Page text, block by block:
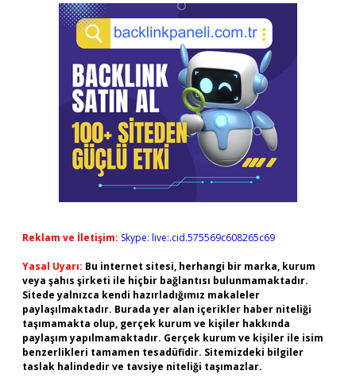
Reklam ve İletişim: Skype: live:.cid.575569c608265c69
Yasal Uyarı: Bu internet sitesi, herhangi bir marka, kurum
veya şahıs şirketi ile hiçbir bağlantısı bulunmamaktadır.
Sitede yalnızca kendi hazırladığımız makaleler
paylaşılmaktadır. Burada yer alan içerikler haber niteliği
taşımamakta olup, gerçek kurum ve kişiler hakkında
paylaşım yapılmamaktadır. Gerçek kurum ve kişiler ile isim
benzerlikleri tamamen tesadüfidir. Sitemizdeki bilgiler
taslak halindedir ve tavsiye niteliği taşımazlar.